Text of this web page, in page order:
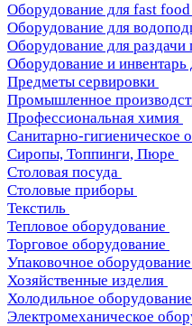
Оборудование для fast food
Оборудование для
Оборудование для
Оборудование и инвентарь
Предметы сервировки
Промышленное
Профессиональная химия
Санитарно-гигиеническое
Сиропы, Топпинги, Пюре
Столовая посуда
Столовые приборы
Текстиль
Тепловое оборудование
Торговое оборудование
Упаковочное оборудование
Хозяйственные изделия
Холодильное оборудование
Электромеханическое